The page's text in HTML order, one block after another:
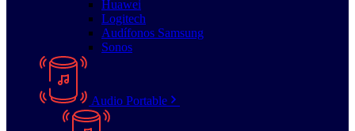
Huawei
Logitech
Audífonos Samsung
Sonos
Audio Portable